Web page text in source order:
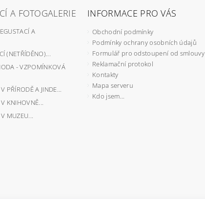
A FOTOGALERIE
A
(NETŘÍDĚNO)...
- VZPOMÍNKOVÁ
PŘÍRODĚ A JINDE...
KNIHOVNĚ...
MUZEU...
INFORMACE PRO VÁS
Obchodní podmínky
Podmínky ochrany osobních údajů
Formulář pro odstoupení od smlouvy
Reklamační protokol
Kontakty
Mapa serveru
Kdo jsem...